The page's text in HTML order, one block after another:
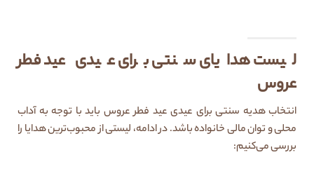
لیست هدایای سنتی برای عیدی عید فطر
عروس
انتخاب هدیه سنتی برای عیدی عید فطر عروس باید با توجه به آداب
محلی و توان مالی خانواده باشد. در ادامه، لیستی از محبوب‌ترین هدایا را
بررسی می‌کنیم: